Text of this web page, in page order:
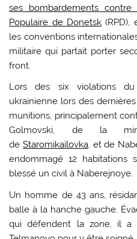
ses bombardements
Populaire de Donetsk
les conventions
militaire qui partait porter
front.
Lors des six violations du
ukrainienne lors des
munitions, principalement
Golmovski, de la
de Staromikaïlovka, et de
endommagé 12 habitations
blessé un civil à Naberejnoye.
Un homme de 43 ans,
balle à la hanche gauche.
qui défendent la zone, il a